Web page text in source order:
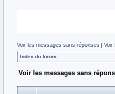
Voir les messages sans réponses | Voir
Index du forum
Voir les messages sans